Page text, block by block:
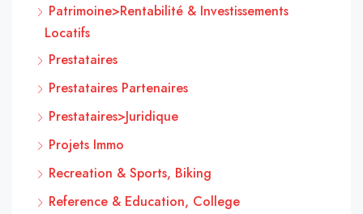
Patrimoine>Rentabilité & Investissements
Locatifs
Prestataires
Prestataires Partenaires
Prestataires>Juridique
Projets Immo
Recreation & Sports, Biking
Reference & Education, College